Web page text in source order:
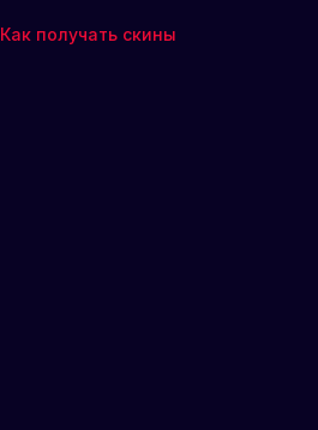
Как получать скины